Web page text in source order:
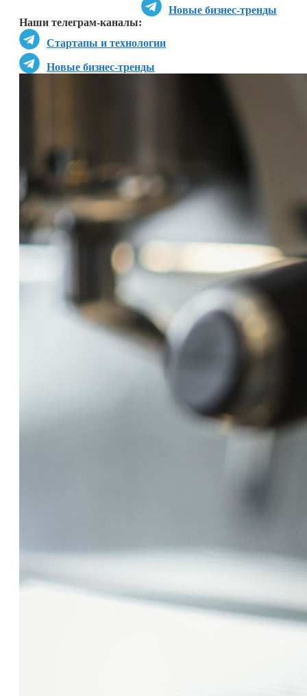
Новые бизнес-тренды
Наши телеграм-каналы:
Стартапы и технологии
Новые бизнес-тренды